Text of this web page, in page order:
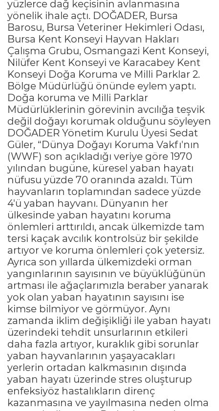
yüzlerce dağ keçisinin avlanmasına
yönelik ihale açtı. DOĞADER, Bursa
Barosu, Bursa Veteriner Hekimleri Odası,
Bursa Kent Konseyi Hayvan Hakları
Çalışma Grubu, Osmangazi Kent Konseyi,
Nilüfer Kent Konseyi ve Karacabey Kent
Konseyi Doğa Koruma ve Milli Parklar 2.
Bölge Müdürlüğü önünde eylem yaptı.
Doğa koruma ve Milli Parklar
Müdürlüklerinin görevinin avcılığa teşvik
değil doğayı korumak olduğunu söyleyen
DOĞADER Yönetim Kurulu Üyesi Sedat
Güler, “Dünya Doğayı Koruma Vakfı'nın
(WWF) son açıkladığı veriye göre 1970
yılından bugüne, küresel yaban hayatı
nüfusu yüzde 70 oranında azaldı. Tüm
hayvanların toplamından sadece yüzde
4'ü yaban hayvanı. Dünyanın her
ülkesinde yaban hayatını koruma
önlemleri arttırıldı, ancak ülkemizde tam
tersi kaçak avcılık kontrolsüz bir şekilde
artıyor ve koruma önlemleri çok yetersiz.
Ayrıca son yıllarda ülkemizdeki orman
yangınlarının sayısının ve büyüklüğünün
artması ile ağaçlarımızla beraber yanarak
yok olan yaban hayatının sayısını ise
kimse bilmiyor ve görmüyor. Aynı
zamanda iklim değişikliği ile yaban hayatı
üzerindeki tehdit unsurlarının etkileri
daha fazla artıyor, kuraklık gibi sorunlar
yaban hayvanlarının yaşayacakları
yerlerin ortadan kalkmasının dışında
yaban hayatı üzerinde stres oluşturup
enfeksiyöz hastalıkların direnç
kazanmasına ve yayılmasına neden olma